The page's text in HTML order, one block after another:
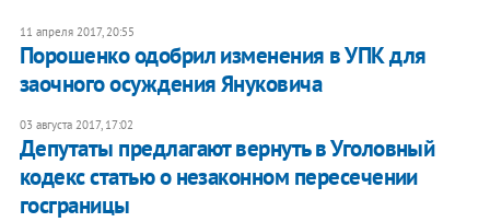
11 апреля 2017, 20:55
Порошенко одобрил изменения в УПК для
заочного осуждения Януковича
03 августа 2017, 17:02
​Депутаты предлагают вернуть в Уголовный
кодекс статью о незаконном пересечении
госграницы